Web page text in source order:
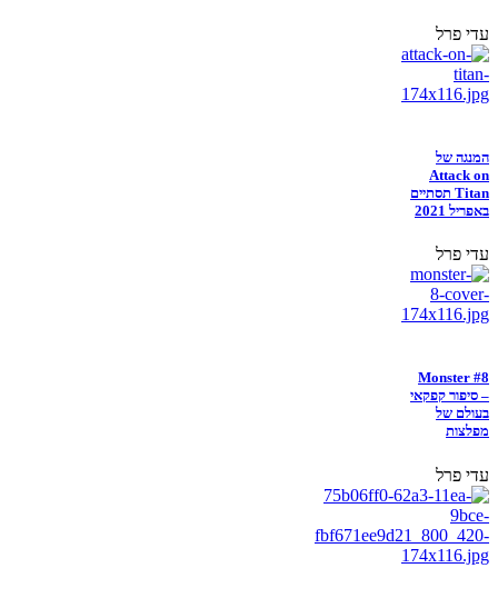
עדי פרל
המנגה של
Attack on
Titan תסתיים
באפריל 2021
עדי פרל
Monster #8
– סיפור קפקאי
בעולם של
מפלצות
עדי פרל